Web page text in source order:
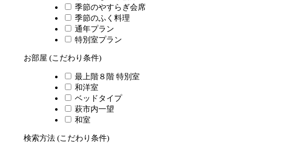
季節のやすらぎ会席
季節のふく料理
通年プラン
特別室プラン
お部屋 (こだわり条件)
最上階８階 特別室
和洋室
ベッドタイプ
萩市内一望
和室
検索方法 (こだわり条件)